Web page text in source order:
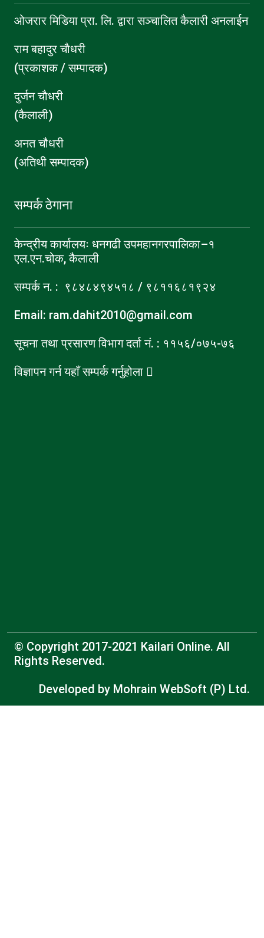
ओजरार मिडिया प्रा. लि. द्वारा सञ्चालित कैलारी अनलाईन
राम बहादुर चाैधरी
(प्रकाशक / सम्पादक)
दुर्जन चाैधरी
(कैलाली)
अनत चौधरी
(अतिथी सम्पादक)
सम्पर्क ठेगाना
केन्द्रीय कार्यालयः धनगढी उपमहानगरपालिका–१
एल.एन.चोक, कैलाली
सम्पर्क न. : ९८४८४९४५१८ / ९८११६८१९२४
Email: ram.dahit2010@gmail.com
सूचना तथा प्रसारण विभाग दर्ता नं. : ११५६/०७५-७६
विज्ञापन गर्न यहाँ सम्पर्क गर्नुहोला
© Copyright 2017-2021 Kailari Online. All
Rights Reserved.
Developed by Mohrain WebSoft (P) Ltd.